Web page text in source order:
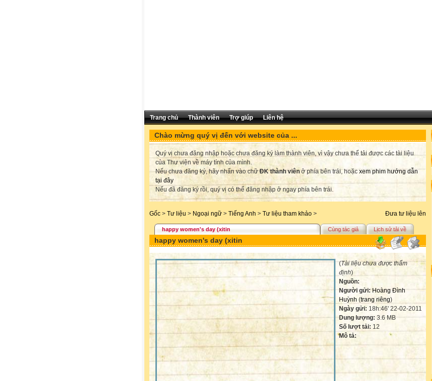
Trang chủ Thành viên Trợ giúp Liên hệ
Chào mừng quý vị đến với website của ...
Quý vị chưa đăng nhập hoặc chưa đăng ký làm thành viên, vì vậy chưa thể tải được các tài liệu
của Thư viện về máy tính của mình.
Nếu chưa đăng ký, hãy nhấn vào chữĐK thành viênở phía bên trái, hoặc xem phim hướng dẫn
tại đây
Nếu đã đăng ký rồi, quý vị có thể đăng nhập ở ngay phía bên trái.
Đưa tư liệu lên
Gốc > Tư liệu > Ngoại ngữ > Tiếng Anh > Tư liệu tham khảo >
happy women's day (xitin Cùng tác giả Lịch sử tải về
happy women's day (xitin
(Tài liệu chưa được thẩm
định)
Nguồn:
Người gửi:Hoàng Đình
Huỳnh (trang riêng)
Ngày gửi: 18h:46' 22-02-2011
Dung lượng: 3.6 MB
Số lượt tải: 12
Mô tả: